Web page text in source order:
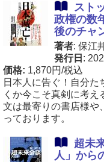
スト
政権の数
後のチャ
著者: 保江
発行日 :
価格: 1,870円/税込
日本人に告ぐ！自分た
くか今こそ真剣に考
文は最寄りの書店様や
っております。
超未
人」から